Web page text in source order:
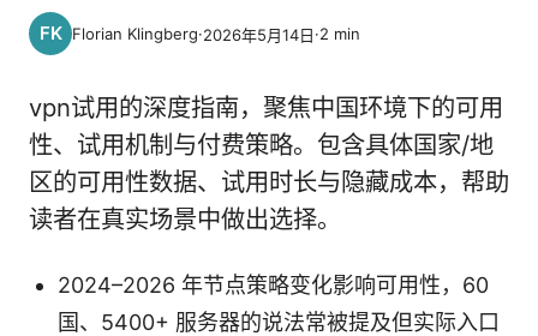
Florian Klingberg·2026年5月14日·2 min
vpn试用的深度指南，聚焦中国环境下的可用
性、试用机制与付费策略。包含具体国家/地
区的可用性数据、试用时长与隐藏成本，帮助
读者在真实场景中做出选择。
2024–2026 年节点策略变化影响可用性，60
国、5400+ 服务器的说法常被提及但实际入口